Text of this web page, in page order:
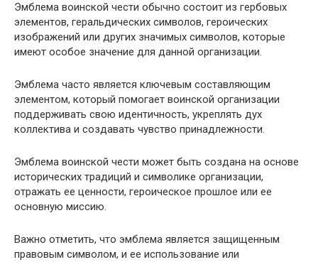
Эмблема воинской чести обычно состоит из гербовых
элементов, геральдических символов, героических
изображений или других значимых символов, которые
имеют особое значение для данной организации.
Эмблема часто является ключевым составляющим
элементом, который помогает воинской организации
поддерживать свою идентичность, укреплять дух
коллектива и создавать чувство принадлежности.
Эмблема воинской чести может быть создана на основе
исторических традиций и символике организации,
отражать ее ценности, героическое прошлое или ее
основную миссию.
Важно отметить, что эмблема является защищенным
правовым символом, и ее использование или